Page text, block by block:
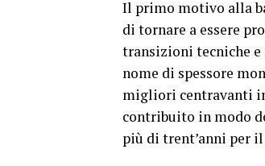
Il primo motivo alla
di tornare a essere
transizioni tecniche e
nome di spessore
migliori centravanti
contribuito in modo
più di trent’anni per